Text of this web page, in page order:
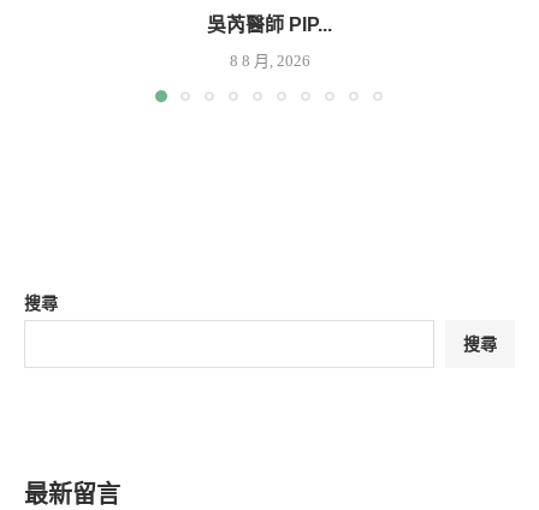
吳芮醫師 PIP...
8 8 月, 2026
搜尋
搜尋
最新留言